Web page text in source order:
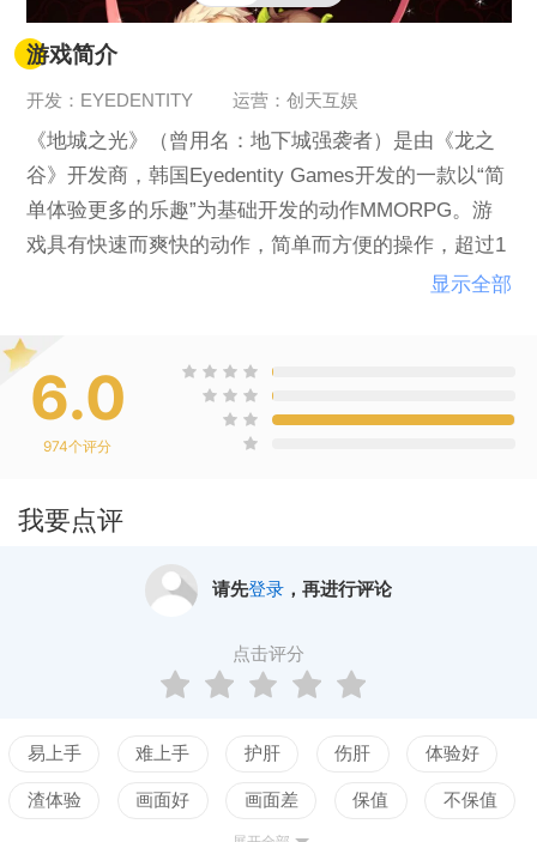
游戏简介
开发：EYEDENTITY 运营：创天互娱
《地城之光》（曾用名：地下城强袭者）是由《龙之
谷》开发商，韩国Eyedentity Games开发的一款以“简
单体验更多的乐趣”为基础开发的动作MMORPG。游
戏具有快速而爽快的动作，简单而方便的操作，超过1
显示全部
6.0
974个评分
我要点评
请先登录，再进行评论
点击评分
易上手 难上手 护肝 伤肝 体验好
渣体验 画面好 画面差 保值 不保值